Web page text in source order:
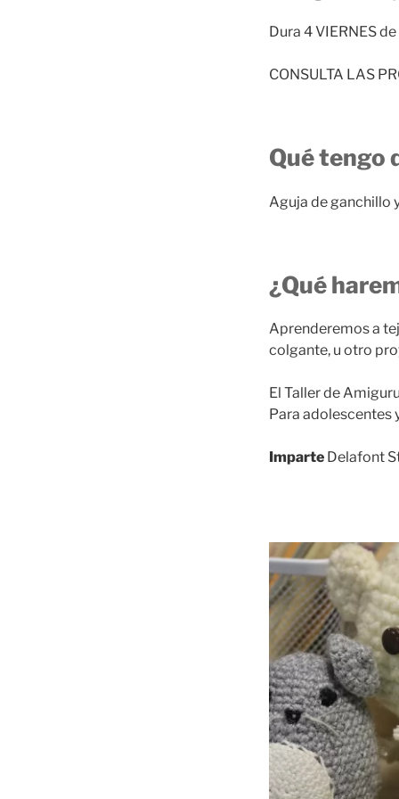
Dura 4 VIERNES
CONSULTA LAS
Qué tengo
Aguja de ganchillo
¿Qué
Aprenderemos a
colgante, u otro
El Taller de
Para adolescentes
Imparte Delafont